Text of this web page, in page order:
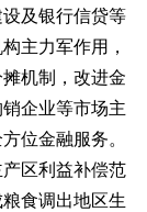
及银行信贷等
主力军作用，
机制，改进金
企业等市场主
位金融服务。
区利益补偿范
食调出地区生